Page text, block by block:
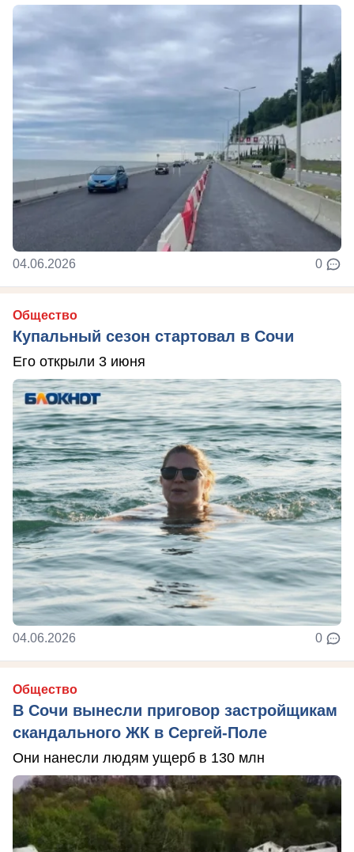
04.06.2026 0
Общество
Купальный сезон стартовал в Сочи
Его открыли 3 июня
04.06.2026 0
Общество
В Сочи вынесли приговор застройщикам
скандального ЖК в Сергей-Поле
Они нанесли людям ущерб в 130 млн